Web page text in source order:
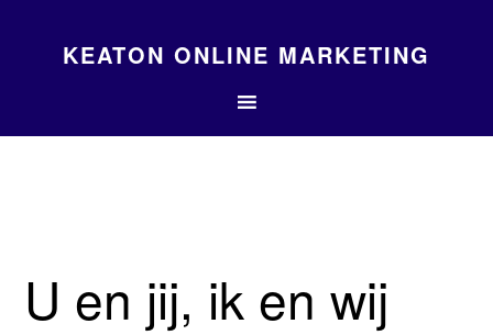
KEATON ONLINE MARKETING
U en jij, ik en wij